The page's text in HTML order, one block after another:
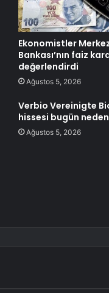
Ekonomistler
Bankası’nın faiz
değerlendirdi
Ağustos 5, 2026
Verbio Vereinigte
hissesi bugün
Ağustos 5, 2026